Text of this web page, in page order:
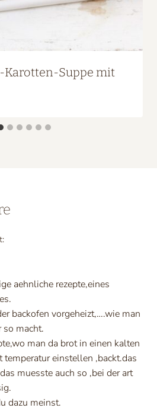
Karotten-Suppe mit
aehnliche rezepte,eines
backofen vorgeheizt,….wie man
so macht.
man da brot in einen kalten
temperatur einstellen ,backt.das
muesste auch so ,bei der art
dazu meinst.